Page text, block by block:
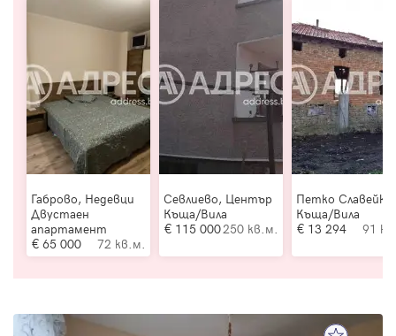
Габрово, Недевци
Двустаен
апартамент
65 000
72 кв.м.
Севлиево, Център
Къща/Вила
115 000250 кв.м.
Петко
Къща/Вила
13 294
91